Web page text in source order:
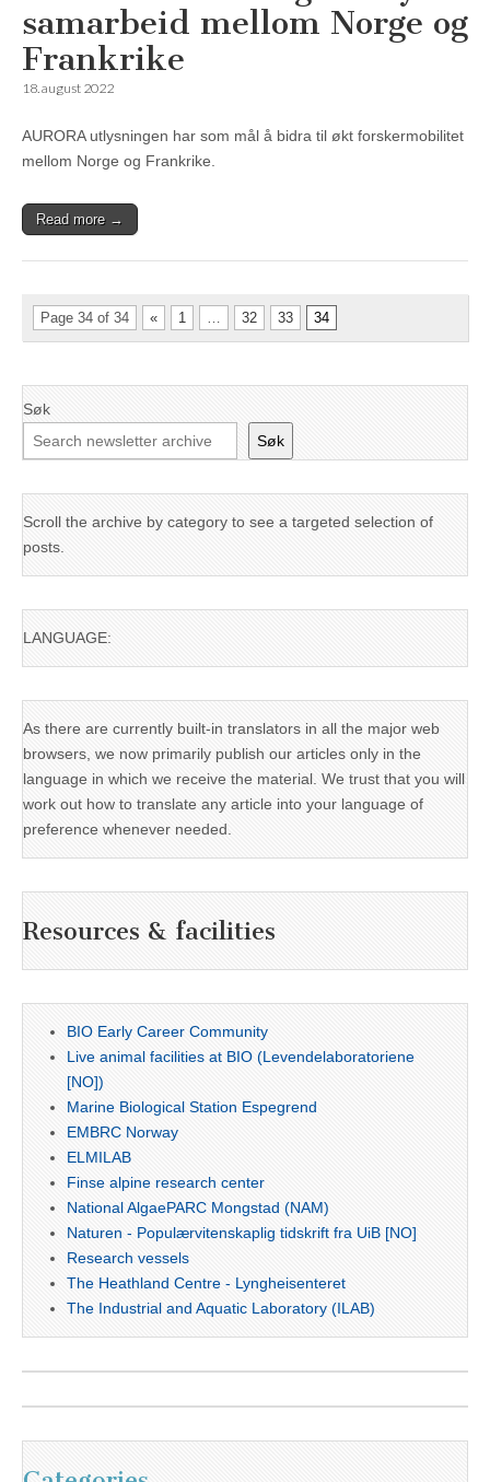
samarbeid mellom Norge og
Frankrike
18. august 2022
AURORA utlysningen har som mål å bidra til økt forskermobilitet
mellom Norge og Frankrike.
Read more →
Page 34 of 34 « 1 … 32 33 34
Søk
Søk
Scroll the archive by category to see a targeted selection of
posts.
LANGUAGE:
As there are currently built-in translators in all the major web
browsers, we now primarily publish our articles only in the
language in which we receive the material. We trust that you will
work out how to translate any article into your language of
preference whenever needed.
Resources & facilities
BIO Early Career Community
Live animal facilities at BIO (Levendelaboratoriene
[NO])
Marine Biological Station Espegrend
EMBRC Norway
ELMILAB
Finse alpine research center
National AlgaePARC Mongstad (NAM)
Naturen - Populærvitenskaplig tidskrift fra UiB [NO]
Research vessels
The Heathland Centre - Lyngheisenteret
The Industrial and Aquatic Laboratory (ILAB)